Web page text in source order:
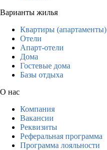
Варианты жилья
Квартиры (апартаменты)
Отели
Апарт-отели
Дома
Гостевые дома
Базы отдыха
О нас
Компания
Вакансии
Реквизиты
Реферальная программа
Программа лояльности